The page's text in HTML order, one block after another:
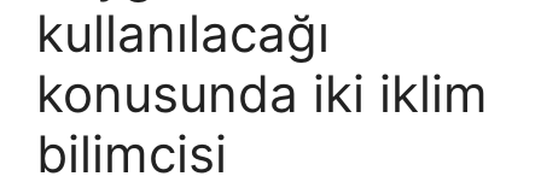
kullanılacağı
konusunda iki iklim
bilimcisi